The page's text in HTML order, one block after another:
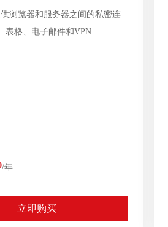
浏览器和服务器之间的私密连
表格、电子邮件和VPN
/年
立即购买